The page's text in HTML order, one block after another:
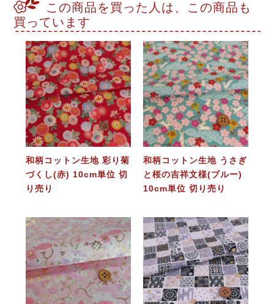
この商品を買った人は、この商品も
買っています
和柄コットン生地 彩り菊
づくし(赤) 10cm単位 切
り売り
和柄コットン生地 うさぎ
と桜の吉祥文様(ブルー)
10cm単位 切り売り